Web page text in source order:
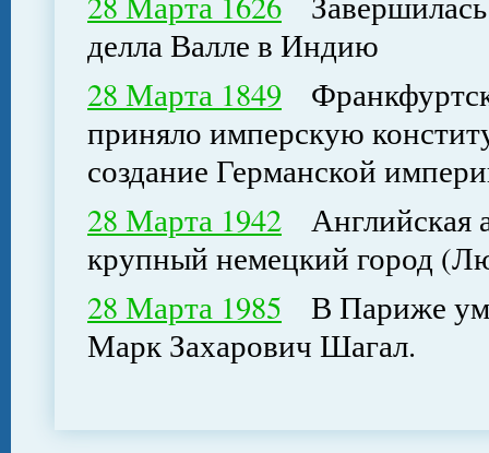
делла Валле в Индию
28 Марта 1849
приняло имперскую
создание Германской
28 Марта 1942 Английская
крупный немецкий город
28 Марта 1985 В Париже
Марк Захарович Шагал.